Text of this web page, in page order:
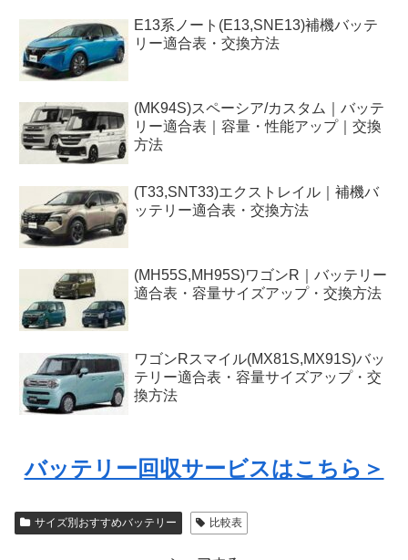
E13系ノート(E13,SNE13)補機バッテ
リー適合表・交換方法
(MK94S)スペーシア/カスタム｜バッテ
リー適合表｜容量・性能アップ｜交換
方法
(T33,SNT33)エクストレイル｜補機バ
ッテリー適合表・交換方法
(MH55S,MH95S)ワゴンR｜バッテリー
適合表・容量サイズアップ・交換方法
ワゴンRスマイル(MX81S,MX91S)バッ
テリー適合表・容量サイズアップ・交
換方法
バッテリー回収サービスはこちら＞
サイズ別おすすめバッテリー 比較表